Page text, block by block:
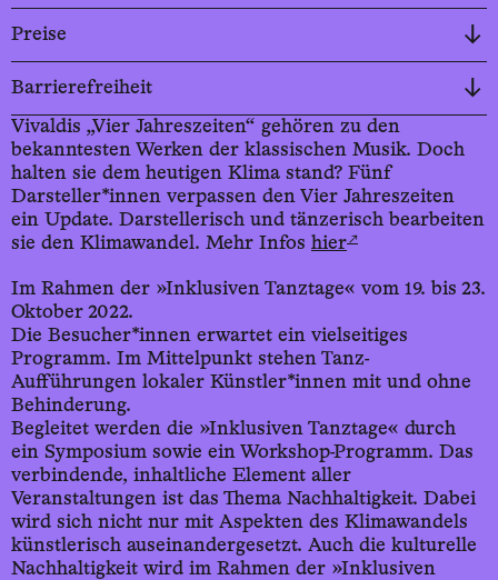
Preise
Barrierefreiheit
Vivaldis „Vier Jahreszeiten“ gehören zu den
bekanntesten Werken der klassischen Musik. Doch
halten sie dem heutigen Klima stand? Fünf
Darsteller*innen verpassen den Vier Jahreszeiten
ein Update. Darstellerisch und tänzerisch bearbeiten
sie den Klimawandel. Mehr Infos hier↗
Im Rahmen der »Inklusiven Tanztage« vom 19. bis 23.
Oktober 2022.
Die Besucher*innen erwartet ein vielseitiges
Programm. Im Mittelpunkt stehen Tanz-
Aufführungen lokaler Künstler*innen mit und ohne
Behinderung.
Begleitet werden die »Inklusiven Tanztage« durch
ein Symposium sowie ein Workshop-Programm. Das
verbindende, inhaltliche Element aller
Veranstaltungen ist das Thema Nachhaltigkeit. Dabei
wird sich nicht nur mit Aspekten des Klimawandels
künstlerisch auseinandergesetzt. Auch die kulturelle
Nachhaltigkeit wird im Rahmen der »Inklusiven